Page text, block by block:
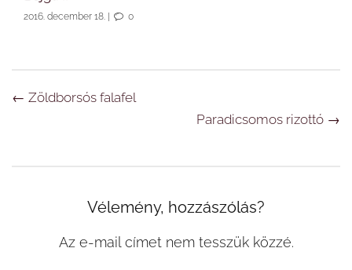
2016. december 18. | 0
Navigáció
← Zöldborsós falafel
Paradicsomos rizottó →
Vélemény, hozzászólás?
Az e-mail címet nem tesszük közzé.